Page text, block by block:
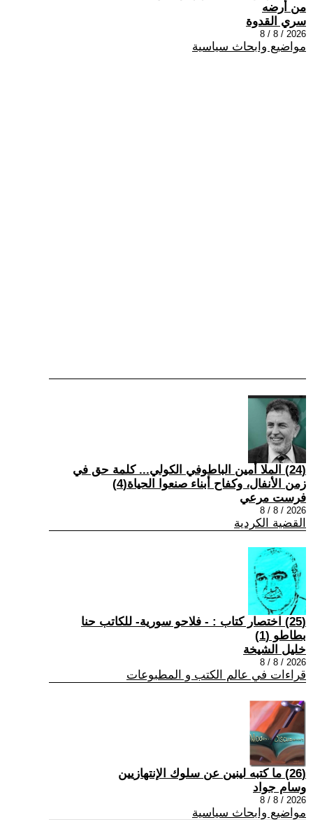
من أرضه
سري القدوة
2026 / 8 / 8
مواضيع وابحاث سياسية
(24) الملا أمين الباطوفي الكولي... كلمة حق في
زمن الأنفال، وكفاح أبناء صنعوا الحياة(4)
فرست مرعي
2026 / 8 / 8
القضية الكردية
(25) اختصار كتاب : - فلاحو سورية- للكاتب حنا
بطاطو (1)
خليل الشيخة
2026 / 8 / 8
قراءات في عالم الكتب و المطبوعات
(26) ما كتبه لينين عن سلوك الإنتهازيين
وسام جواد
2026 / 8 / 8
مواضيع وابحاث سياسية